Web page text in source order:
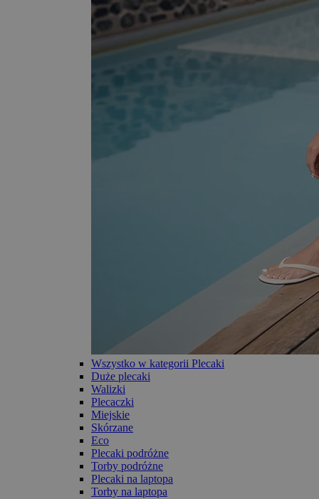
Wszystko w kategorii Plecaki
Duże plecaki
Walizki
Plecaczki
Miejskie
Skórzane
Eco
Plecaki podróżne
Torby podróżne
Plecaki na laptopa
Torby na laptopa